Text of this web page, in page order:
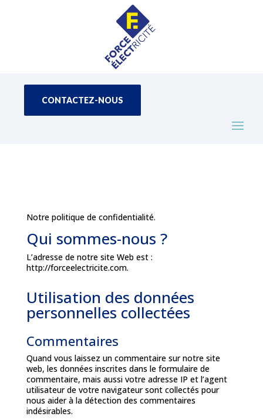
CONTACTEZ-NOUS
Notre politique de confidentialité.
Qui sommes-nous ?
L’adresse de notre site Web est :
http://forceelectricite.com.
Utilisation des données
personnelles collectées
Commentaires
Quand vous laissez un commentaire sur notre site
web, les données inscrites dans le formulaire de
commentaire, mais aussi votre adresse IP et l’agent
utilisateur de votre navigateur sont collectés pour
nous aider à la détection des commentaires
indésirables.